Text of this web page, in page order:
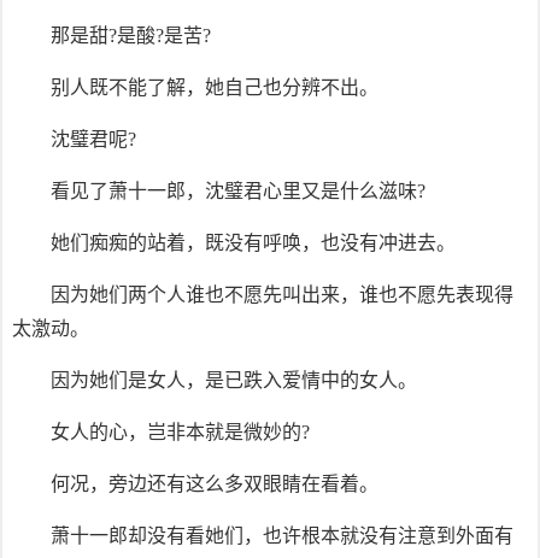
那是甜?是酸?是苦?
别人既不能了解，她自己也分辨不出。
沈璧君呢?
看见了萧十一郎，沈璧君心里又是什么滋味?
她们痴痴的站着，既没有呼唤，也没有冲进去。
因为她们两个人谁也不愿先叫出来，谁也不愿先表现得
太激动。
因为她们是女人，是已跌入爱情中的女人。
女人的心，岂非本就是微妙的?
何况，旁边还有这么多双眼睛在看着。
萧十一郎却没有看她们，也许根本就没有注意到外面有